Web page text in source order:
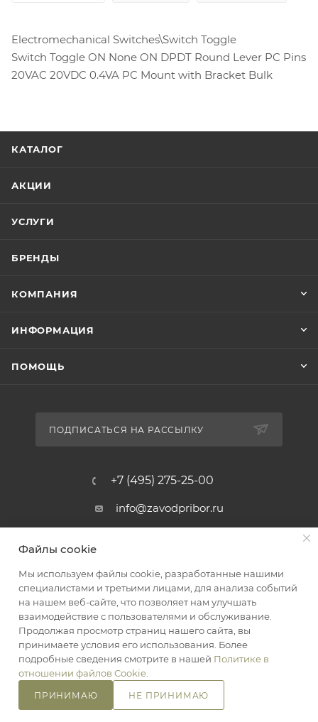
В КОРЗИНУ
Electromechanical Switches\Switch Toggle
Switch Toggle ON None ON DPDT Round Lever PC Pins
20VAC 20VDC 0.4VA PC Mount with Bracket Bulk
КАТАЛОГ
АКЦИИ
УСЛУГИ
БРЕНДЫ
КОМПАНИЯ
ИНФОРМАЦИЯ
ПОМОЩЬ
ПОДПИСАТЬСЯ НА РАССЫЛКУ
+7 (495) 275-25-00
info@zavodpribor.ru
2016-2026 © ЗаводПрибор - Измерительные приборы
Оферта
Конфиденциальность
Файлы cookie
Мы используем файлы cookie, разработанные нашими
специалистами и третьими лицами, для анализа событий
на нашем веб-сайте, что позволяет нам улучшать
взаимодействие с пользователями и обслуживание.
Продолжая просмотр страниц нашего сайта, вы
принимаете условия его использования. Более
подробные сведения смотрите в нашей Политике в
отношении файлов Cookie
ПРИНИМАЮ НЕ ПРИНИМАЮ